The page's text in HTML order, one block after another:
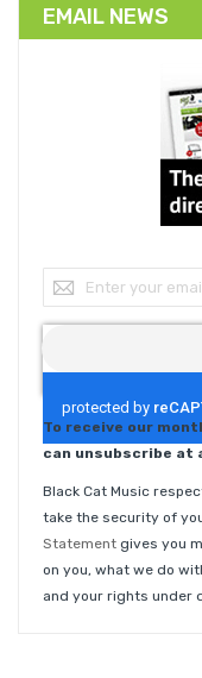
EMAIL NEWS
Sign Up for Our
To receive our
can unsubscribe at
Black Cat Music
take the security of
Statement gives you
on you, what we do
and your rights under